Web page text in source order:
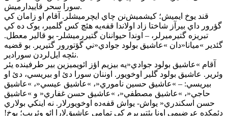
سورا سحر قاييدارميش.
قند يوخ ايميش؛ کيشميش‌نن چاي ايچرميشلر. آقام او زامان کي
گؤرور داي بيرآز شاختا زاد اولاندا قفه‌يه هئچ کس گلمير، يوک ده کي
تبريزه گتيرميرلر، – اوندا حيواننان گتيررميشلر- بو قالير معطل.
گئدير »ميانا«دان »عاشيق بولود جوادي«ني گؤتورور گتيرير. بو قضيه
نئچه ايل‌لردن سورادير.
آقام »عاشيق بولود جوادي«‌يه بيزيم اؤز ائويميزين بير طرفينده يئر
وئرير. عاشيق بولود گلير اوخويور. اوننان سورا دئ او بيريسي، دئ او
بيريسي: – »عاشيق حسين ناموري«، »عاشيق عيسي«، »عاشيق
حاجي«، »عاشيق مصطفي«، »عاشيق حسن غفاري« و »عاشيق
حسن اسکندري« يواش- يواش قفه‌ده اوخويورلار. نه اينکي بولاري
دئمکده عرضيمي اونا يئتيريرم کي تمامي عاشيق‌لارا ائو وئريب؛ يوخ!